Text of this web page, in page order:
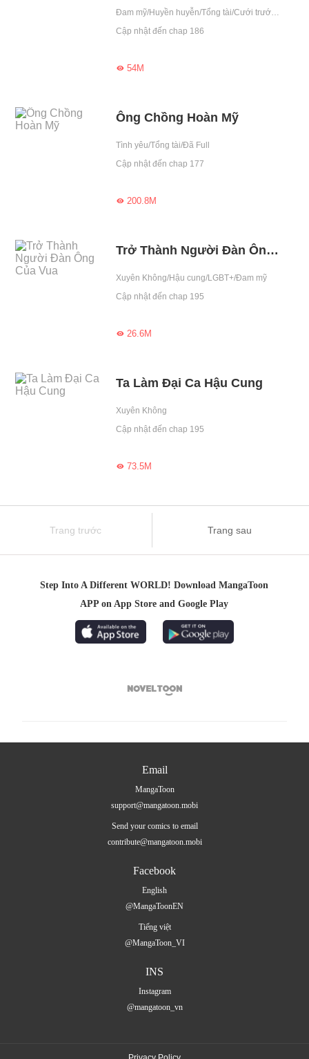
Đam mỹ/Huyền huyễn/Tổng tài/Cưới trước yêu sau/Ngọt sủng/Ép hôn/Ma tộc/Có em bé/Dị tộc/Chiếm hữu cao/Nham hiểm/Chung tình/Nghe lời/Vạn người mê
Cập nhật đến chap 186
54M
Ông Chồng Hoàn Mỹ
Tình yêu/Tổng tài/Đã Full
Cập nhật đến chap 177
200.8M
Trở Thành Người Đàn Ông Của Vua
Xuyên Không/Hậu cung/LGBT+/Đam mỹ
Cập nhật đến chap 195
26.6M
Ta Làm Đại Ca Hậu Cung
Xuyên Không
Cập nhật đến chap 195
73.5M
Trang trước Trang sau
Step Into A Different WORLD! Download MangaToon
APP on App Store and Google Play

Email
MangaToon
support@mangatoon.mobi
Send your comics to email
contribute@mangatoon.mobi
Facebook
English
@MangaToonEN
Tiếng việt
@MangaToon_VI
INS
Instagram
@mangatoon_vn